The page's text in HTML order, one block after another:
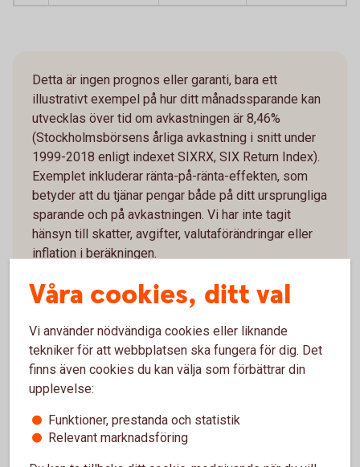
Detta är ingen prognos eller garanti, bara ett
illustrativt exempel på hur ditt månadssparande kan
utvecklas över tid om avkastningen är 8,46%
(Stockholmsbörsens årliga avkastning i snitt under
1999-2018 enligt indexet SIXRX, SIX Return Index).
Exemplet inkluderar ränta-på-ränta-effekten, som
betyder att du tjänar pengar både på ditt ursprungliga
sparande och på avkastningen. Vi har inte tagit
hänsyn till skatter, avgifter, valutaförändringar eller
inflation i beräkningen.
Räkna på ränta på ränta
månadssparar. Testa vår kalkylator och se hur
Våra cookies, ditt val
Vi använder nödvändiga cookies eller liknande
tekniker för att webbplatsen ska fungera för dig. Det
finns även cookies du kan välja som förbättrar din
upplevelse:
Funktioner, prestanda och statistik
Relevant marknadsföring